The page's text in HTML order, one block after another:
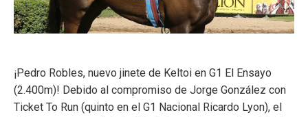
¡Pedro Robles, nuevo jinete de Keltoi en G1 El Ensayo
(2.400m)! Debido al compromiso de Jorge González con
Ticket To Run (quinto en el G1 Nacional Ricardo Lyon), el